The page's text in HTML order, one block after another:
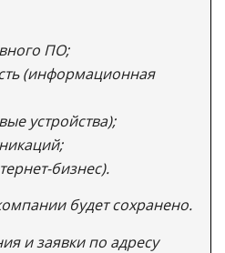
ПО;
(информационная
устройства);
бизнес).
будет сохранено.
и заявки по адресу